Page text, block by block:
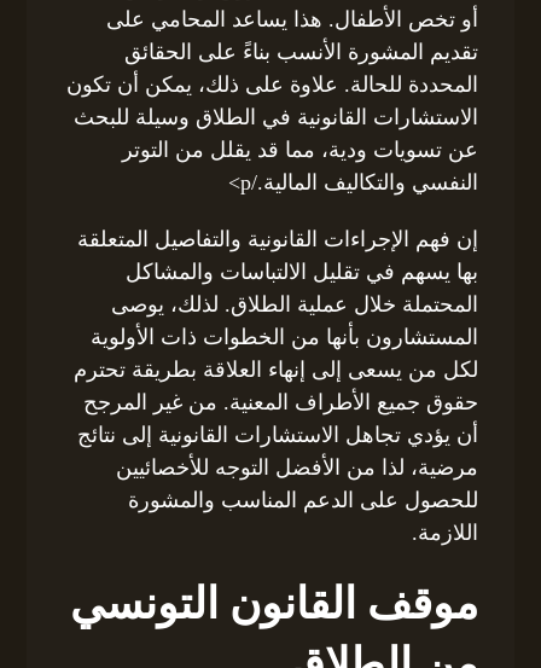
أو تخص الأطفال. هذا يساعد المحامي على
تقديم المشورة الأنسب بناءً على الحقائق
المحددة للحالة. علاوة على ذلك، يمكن أن تكون
الاستشارات القانونية في الطلاق وسيلة للبحث
عن تسويات ودية، مما قد يقلل من التوتر
النفسي والتكاليف المالية./p>
إن فهم الإجراءات القانونية والتفاصيل المتعلقة
بها يسهم في تقليل الالتباسات والمشاكل
المحتملة خلال عملية الطلاق. لذلك، يوصى
المستشارون بأنها من الخطوات ذات الأولوية
لكل من يسعى إلى إنهاء العلاقة بطريقة تحترم
حقوق جميع الأطراف المعنية. من غير المرجح
أن يؤدي تجاهل الاستشارات القانونية إلى نتائج
مرضية، لذا من الأفضل التوجه للأخصائيين
للحصول على الدعم المناسب والمشورة
اللازمة.
موقف القانون التونسي